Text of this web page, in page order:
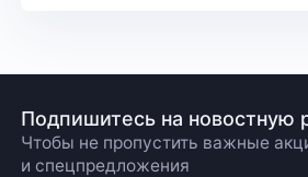
Подпишитесь на новостную
Чтобы не пропустить важные
и спецпредложения